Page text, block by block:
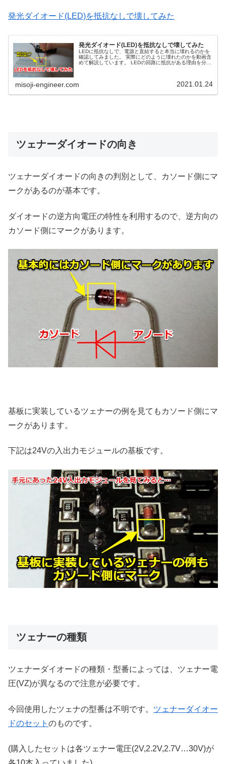
発光ダイオード(LED)を抵抗なしで壊してみた
発光ダイオード(LED)を抵抗なしで壊してみた
LEDに抵抗なしで、電源と直結すると本当に壊れるのかを
確認してみました。 実際にどのように壊れたのかを動画含
めて解説しています。 LEDの回路に抵抗がある理由を分か
misoji-engineer.com 2021.01.24
ツェナーダイオードの向き
ツェナーダイオードの向きの判別として、カソード側にマ
ークがあるのが基本です。
ダイオードの逆方向電圧の特性を利用するので、逆方向の
カソード側にマークがあります。
基板に実装しているツェナーの例を見てもカソード側にマ
ークがあります。
下記は24Vの入出力モジュールの基板です。
ツェナーの種類
ツェナーダイオードの種類・型番によっては、ツェナー電
圧(VZ)が異なるので注意が必要です。
今回使用したツェナの型番は不明です。 ツェナーダイオー
ドのセット のものです。
(購入したセットは各ツェナー電圧(2V,2.2V,2.7V…30V)が